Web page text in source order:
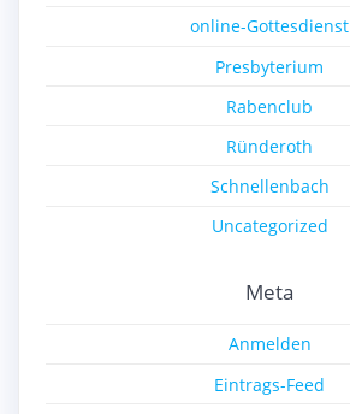
online-Gottesdienst
Presbyterium
Rabenclub
Ründeroth
Schnellenbach
Uncategorized
Meta
Anmelden
Eintrags-Feed